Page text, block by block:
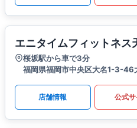
エニタイムフィットネス
桜坂駅から車で3分
福岡県福岡市中央区大名1-3-46
店舗情報 公式サ